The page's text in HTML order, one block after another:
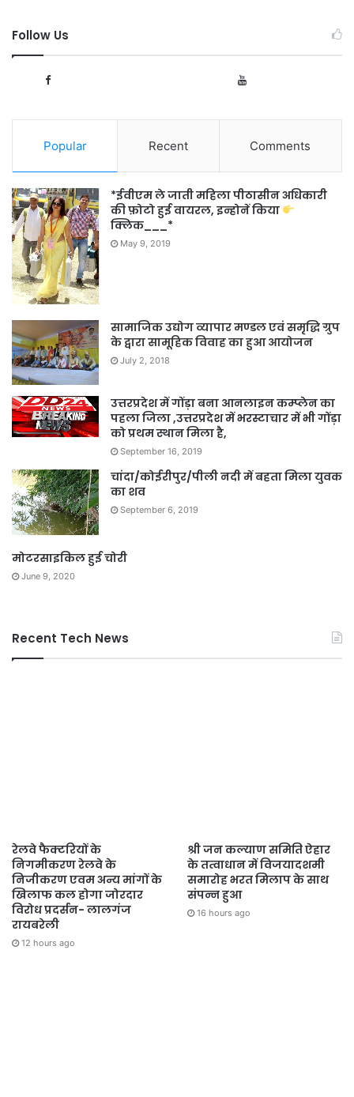
Follow Us
Popular Recent Comments
*ईवीएम ले जाती महिला पीठासीन अधिकारी
की फ़ोटो हुई वायरल, इन्होनें किया
क्लिक___*
May 9, 2019
सामाजिक उद्योग व्यापार मण्डल एवं समृद्धि ग्रुप
के द्वारा सामूहिक विवाह का हुआ आयोजन
July 2, 2018
उत्तरप्रदेश में गोंड़ा बना आनलाइन कम्प्लेन का
पहला जिला ,उत्तरप्रदेश में भरस्टाचार में भी गोंड़ा
को प्रथम स्थान मिला है,
September 16, 2019
चांदा/कोईरीपुर/पीली नदी में बहता मिला युवक
का शव
September 6, 2019
मोटरसाइकिल हुई चोरी
June 9, 2020
Recent Tech News
रेलवे फैक्टरियों के
निगमीकरण रेलवे के
निजीकरण एवम अन्य मांगों के
खिलाफ कल होगा जोरदार
विरोध प्रदर्सन- लालगंज
रायबरेली
12 hours ago
श्री जन कल्याण समिति ऐहार
के तत्वाधान में विजयादशमी
समारोह भरत मिलाप के साथ
संपन्न हुआ
16 hours ago